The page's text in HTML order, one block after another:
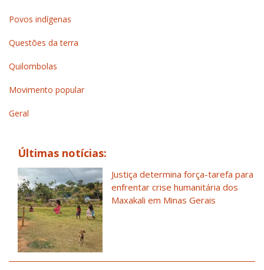
Povos indígenas
Questões da terra
Quilombolas
Movimento popular
Geral
Últimas notícias:
Justiça determina força-tarefa para
enfrentar crise humanitária dos
Maxakali em Minas Gerais